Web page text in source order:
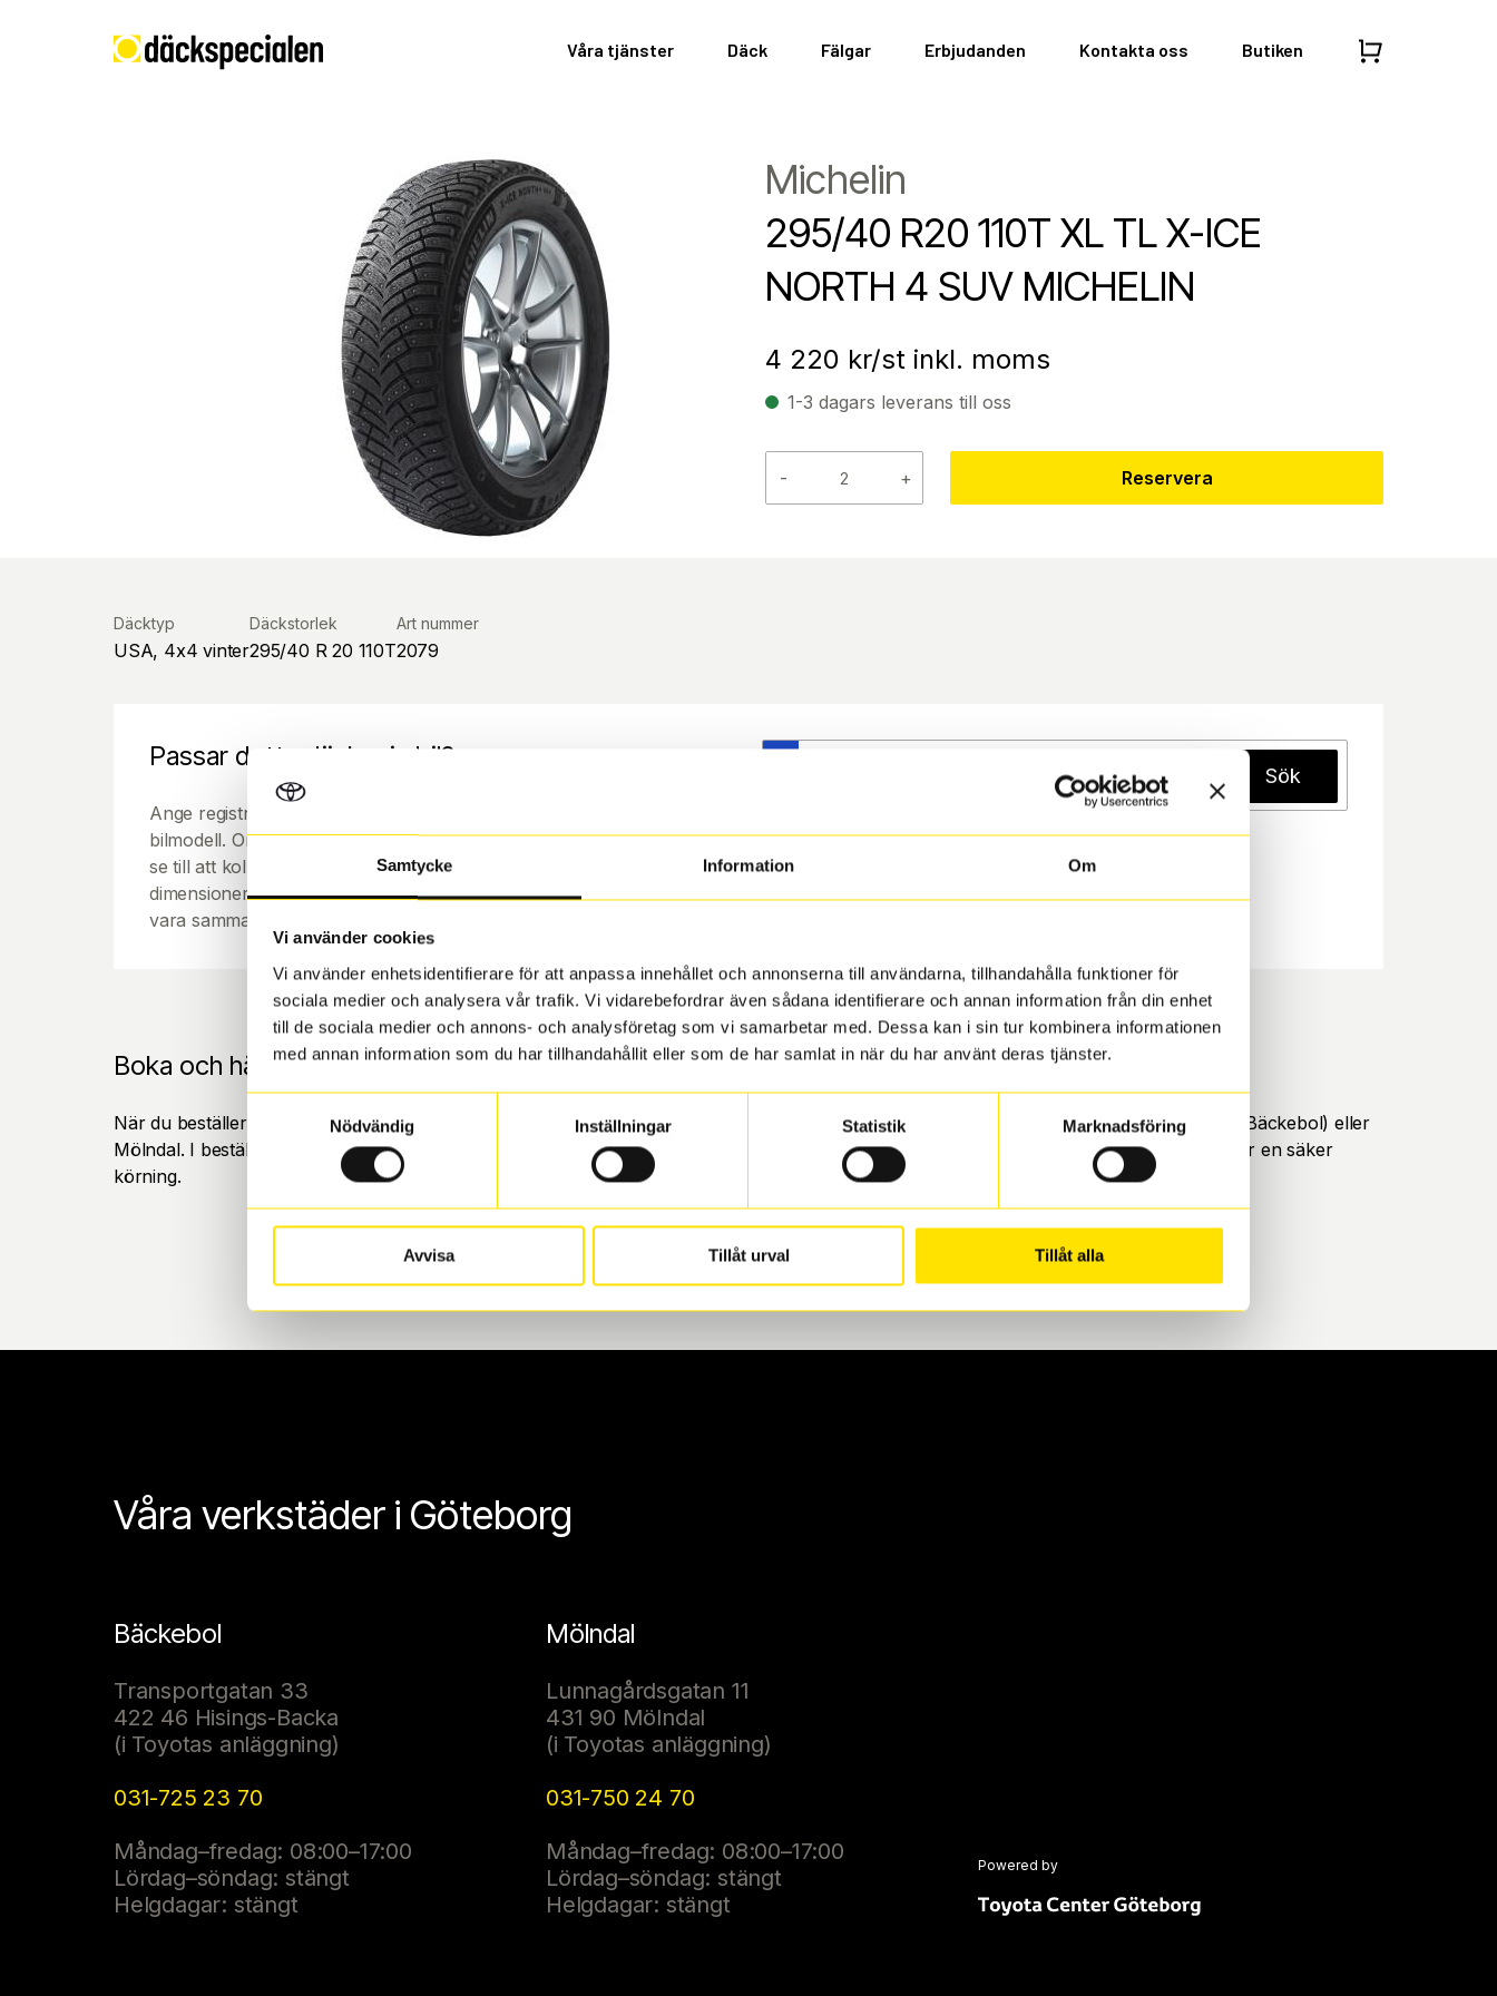
Samtycke Information Om
Vi använder cookies
Vi använder enhetsidentifierare för att anpassa innehållet och annonserna till användarna, tillhandahålla funktioner för
sociala medier och analysera vår trafik. Vi vidarebefordrar även sådana identifierare och annan information från din enhet
till de sociala medier och annons- och analysföretag som vi samarbetar med. Dessa kan i sin tur kombinera informationen
med annan information som du har tillhandahållit eller som de har samlat in när du har använt deras tjänster.
Nödvändig
Inställningar Statistik Marknadsföring
Avvisa Tillåt urval Tillåt alla
Våra tjänster Däck Fälgar Erbjudanden Kontakta oss Butiken
Michelin
295/40 R20 110T XL TL X-ICE
NORTH 4 SUV MICHELIN
4 220 kr/st inkl. moms
1-3 dagars leverans till oss
- + Reservera
Däcktyp
USA, 4x4 vinter
Däckstorlek
295/40 R 20 110T
Art nummer
2079
Passar detta däck min bil?
Ange registreringsnummer för att se om det däck du valt passar din
bilmodell. Om du köper däck som skall sättas på dina befintliga fälgar,
se till att kolla en extra gång så att däck och fälg har samma
dimensioner. Ibland kan fälgen ha bytts ut under årens lopp och inte
vara samma dimension som bilen hade ut från fabrik.
Sök
Boka och hämta hos Däckspecialen
När du beställer dina nya däck eller fälgar hos oss levereras de direkt till någon av våra däckverkstäder i Göteborg. Välj mellan Hisingen (Bäckebol) eller
Mölndal. I beställningen anger du datum och tid för upphämtning eller service. När vi byter dina däck ser vi till att de uppfyller alla krav för en säker
körning.
Våra verkstäder i Göteborg
Bäckebol
Transportgatan 33
422 46 Hisings-Backa
(i Toyotas anläggning)
031-725 23 70
Måndag–fredag: 08:00–17:00
Lördag–söndag: stängt
Helgdagar: stängt
Mölndal
Lunnagårdsgatan 11
431 90 Mölndal
(i Toyotas anläggning)
031-750 24 70
Måndag–fredag: 08:00–17:00
Lördag–söndag: stängt
Helgdagar: stängt
Powered by